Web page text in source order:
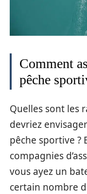
Comment
pêche
Quelles sont les
devriez
pêche sportive ?
compagnies
vous ayez un
certain nombre